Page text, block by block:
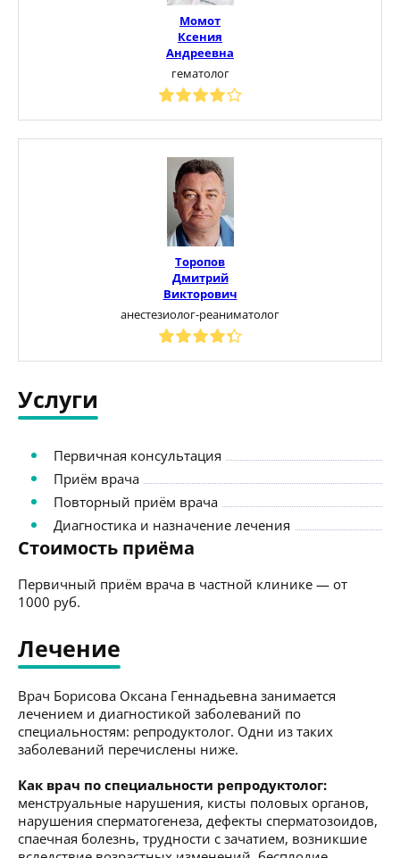
Момот
Ксения
Андреевна
гематолог
Торопов
Дмитрий
Викторович
анестезиолог-реаниматолог
Услуги
Первичная консультация
Приём врача
Повторный приём врача
Диагностика и назначение лечения
Стоимость приёма
Первичный приём врача в частной клинике — от
1000 руб.
Лечение
Врач Борисова Оксана Геннадьевна занимается
лечением и диагностикой заболеваний по
специальностям: репродуктолог. Одни из таких
заболеваний перечислены ниже.
Как врач по специальности репродуктолог:
менструальные нарушения, кисты половых органов,
нарушения сперматогенеза, дефекты сперматозоидов,
спаечная болезнь, трудности с зачатием, возникшие